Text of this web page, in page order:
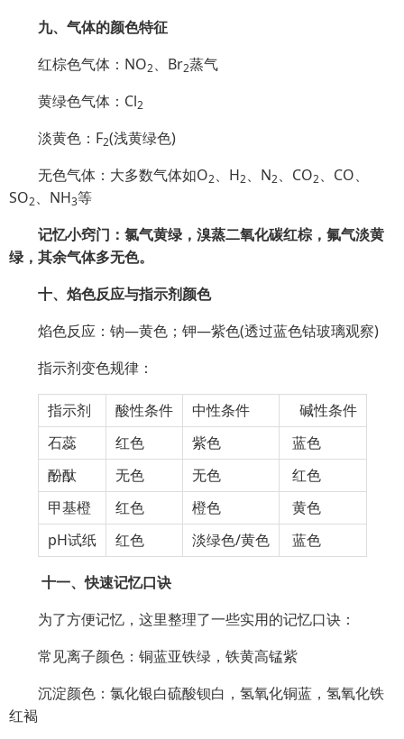
九、气体的颜色特征
红棕色气体：NO2、Br2蒸气
黄绿色气体：Cl2
淡黄色：F2(浅黄绿色)
无色气体：大多数气体如O2、H2、N2、CO2、CO、
SO2、NH3等
记忆小窍门：氯气黄绿，溴蒸二氧化碳红棕，氟气淡黄
绿，其余气体多无色。
十、焰色反应与指示剂颜色
焰色反应：钠—黄色；钾—紫色(透过蓝色钴玻璃观察)
指示剂变色规律：
指示剂 酸性条件 中性条件
碱性条件
石蕊
红色 紫色
蓝色
酚酞
无色 无色
红色
甲基橙
红色 橙色
黄色
pH试纸
红色 淡绿色/黄色 蓝色
十一、快速记忆口诀
为了方便记忆，这里整理了一些实用的记忆口诀：
常见离子颜色：铜蓝亚铁绿，铁黄高锰紫
沉淀颜色：氯化银白硫酸钡白，氢氧化铜蓝，氢氧化铁
红褐